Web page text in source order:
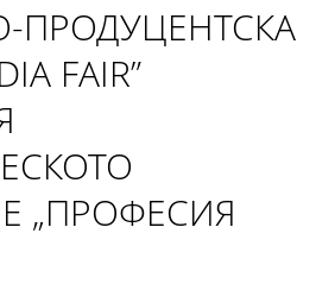
ПРОДУЦЕНТСКА
FAIR”
„ПРОФЕСИЯ